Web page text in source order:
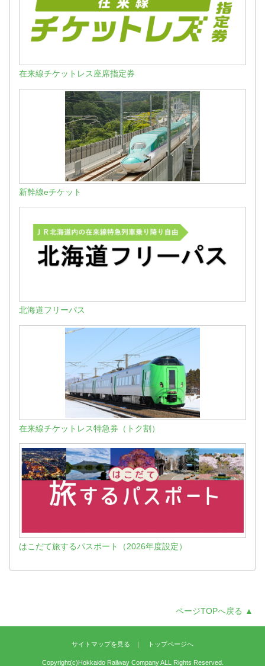
在来線チケットレス座席指定券
新幹線eチケット
北海道フリーパス
在来線チケットレス特急券（トク割）
はこだて旅するパスポート（2026年度設定）
ページTOPへ戻る ▲
サイトマップを見る トップページへ
Copyright(c)Hokkaido Railway Company ALL Rights Reserved.